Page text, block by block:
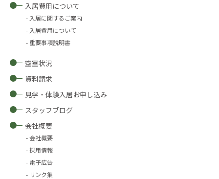
入居費用について
入居に関するご案内
入居費用について
重要事項説明書
空室状況
資料請求
見学・体験入居お申し込み
スタッフブログ
会社概要
会社概要
採用情報
電子広告
リンク集